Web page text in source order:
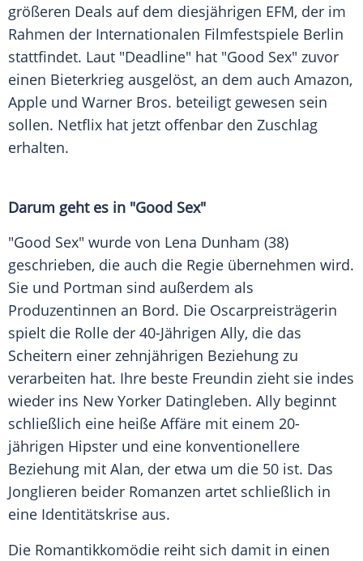
größeren Deals auf dem diesjährigen EFM, der im
Rahmen der Internationalen Filmfestspiele Berlin
stattfindet. Laut "Deadline" hat "Good Sex" zuvor
einen Bieterkrieg ausgelöst, an dem auch Amazon,
Apple und Warner Bros. beteiligt gewesen sein
sollen. Netflix hat jetzt offenbar den Zuschlag
erhalten.
Darum geht es in "Good Sex"
"Good Sex" wurde von Lena Dunham (38)
geschrieben, die auch die Regie übernehmen wird.
Sie und Portman sind außerdem als
Produzentinnen an Bord. Die Oscarpreisträgerin
spielt die Rolle der 40-Jährigen Ally, die das
Scheitern einer zehnjährigen Beziehung zu
verarbeiten hat. Ihre beste Freundin zieht sie indes
wieder ins New Yorker Datingleben. Ally beginnt
schließlich eine heiße Affäre mit einem 20-
jährigen Hipster und eine konventionellere
Beziehung mit Alan, der etwa um die 50 ist. Das
Jonglieren beider Romanzen artet schließlich in
eine Identitätskrise aus.
Die Romantikkomödie reiht sich damit in einen